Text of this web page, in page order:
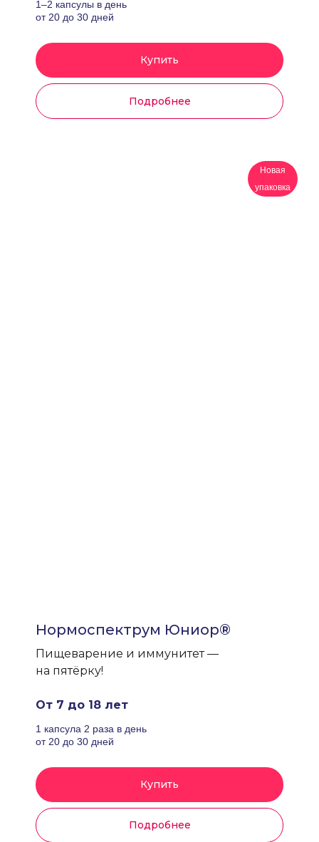
1–2 капсулы в день
от 20 до 30 дней
Купить
Подробнее
Новая
упаковка
Нормоспектрум Юниор®
Пищеварение и иммунитет —
на пятёрку!
От 7 до 18 лет
1 капсула 2 раза в день
от 20 до 30 дней
Купить
Подробнее